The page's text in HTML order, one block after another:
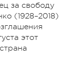
за свободу
(1928–2018)
этот